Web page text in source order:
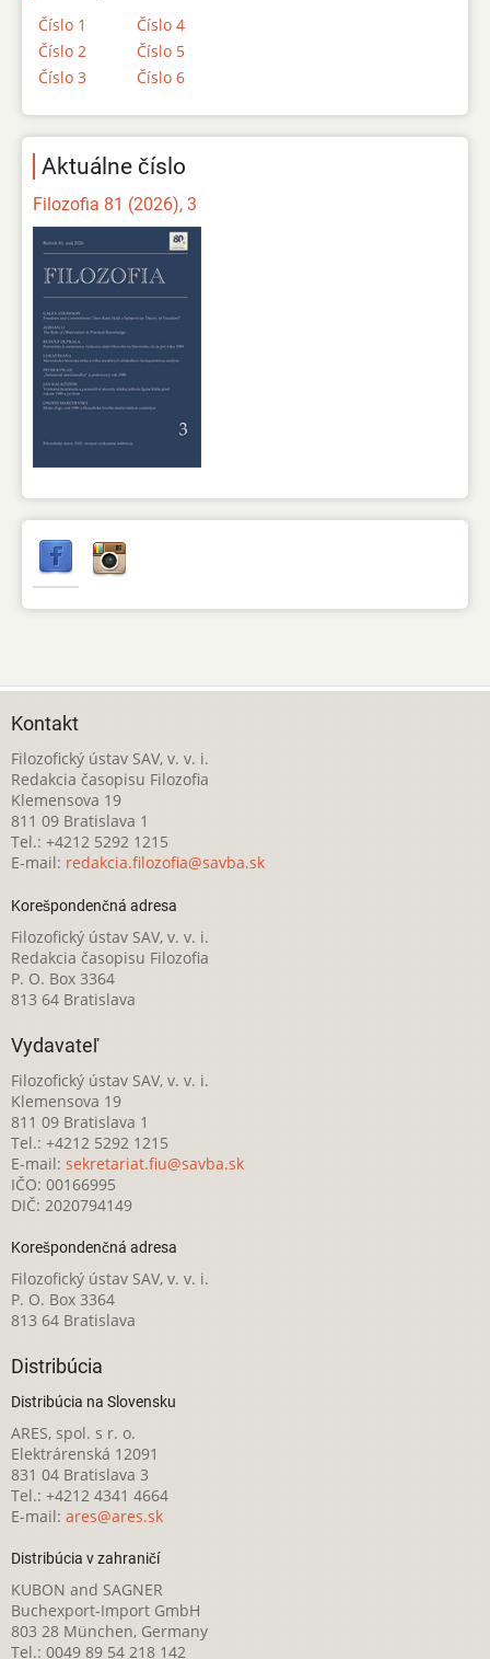
Číslo 1
Číslo 2
Číslo 3
Číslo 4
Číslo 5
Číslo 6
Aktuálne číslo
Filozofia 81 (2026), 3
Kontakt
Filozofický ústav SAV, v. v. i.
Redakcia časopisu Filozofia
Klemensova 19
811 09 Bratislava 1
Tel.: +4212 5292 1215
E-mail: redakcia.filozofia@savba.sk
Korešpondenčná adresa
Filozofický ústav SAV, v. v. i.
Redakcia časopisu Filozofia
P. O. Box 3364
813 64 Bratislava
Vydavateľ
Filozofický ústav SAV, v. v. i.
Klemensova 19
811 09 Bratislava 1
Tel.: +4212 5292 1215
E-mail: sekretariat.fiu@savba.sk
IČO: 00166995
DIČ: 2020794149
Korešpondenčná adresa
Filozofický ústav SAV, v. v. i.
P. O. Box 3364
813 64 Bratislava
Distribúcia
Distribúcia na Slovensku
ARES, spol. s r. o.
Elektrárenská 12091
831 04 Bratislava 3
Tel.: +4212 4341 4664
E-mail: ares@ares.sk
Distribúcia v zahraničí
KUBON and SAGNER
Buchexport-Import GmbH
803 28 München, Germany
Tel.: 0049 89 54 218 142